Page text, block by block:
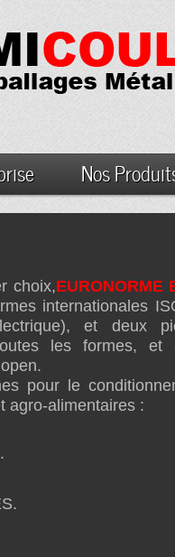
Nos
choix,EURONORME
internationales
et deux
les formes,
pour le
agro-alimentaires :